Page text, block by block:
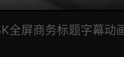
全屏商务标题字幕动